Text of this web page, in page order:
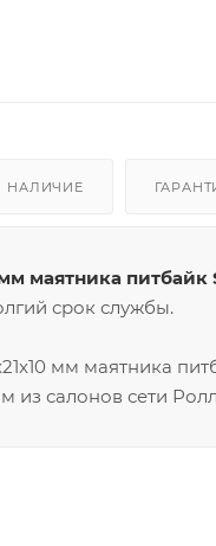
НАЛИЧИЕ
маятника питбайк
срок службы.
мм маятника
из салонов сети